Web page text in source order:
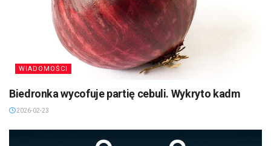
WIADOMOŚCI
Biedronka wycofuje partię cebuli. Wykryto kadm
2026-02-23